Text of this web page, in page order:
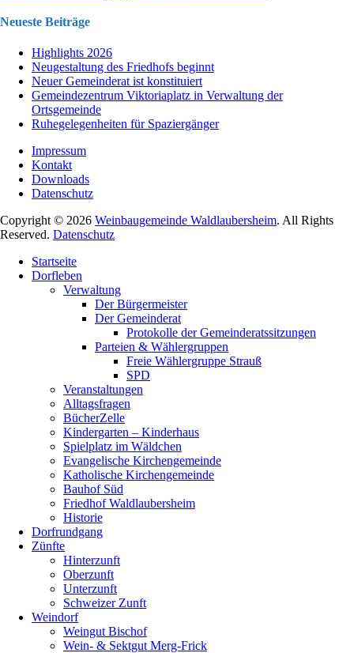
Neueste Beiträge
Highlights 2026
Neugestaltung des Friedhofs beginnt
Neuer Gemeinderat ist konstituiert
Gemeindezentrum Viktoriaplatz in Verwaltung der
Ortsgemeinde
Ruhegelegenheiten für Spaziergänger
Impressum
Kontakt
Downloads
Datenschutz
Copyright © 2026 Weinbaugemeinde Waldlaubersheim. All Rights
Reserved. Datenschutz
oben
scrollen
Startseite
Dorfleben
Verwaltung
Der Bürgermeister
Der Gemeinderat
Protokolle der Gemeinderatssitzungen
Parteien & Wählergruppen
Freie Wählergruppe Strauß
SPD
Veranstaltungen
Alltagsfragen
BücherZelle
Kindergarten – Kinderhaus
Spielplatz im Wäldchen
Evangelische Kirchengemeinde
Katholische Kirchengemeinde
Bauhof Süd
Friedhof Waldlaubersheim
Historie
Dorfrundgang
Zünfte
Hinterzunft
Oberzunft
Unterzunft
Schweizer Zunft
Weindorf
Weingut Bischof
Wein- & Sektgut Merg-Frick